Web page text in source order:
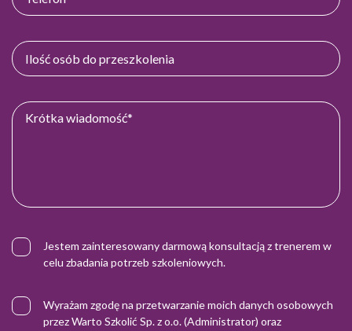
Jestem zainteresowany darmową konsultacją z trenerem w
celu zbadania potrzeb szkoleniowych.
Wyrażam zgodę na przetwarzanie moich danych osobowych
przez Warto Szkolić Sp. z o.o. (Administrator) oraz